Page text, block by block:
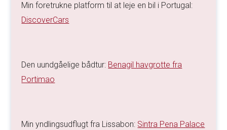
Min foretrukne platform til at leje en bil i Portugal:
DiscoverCars
Den uundgåelige bådtur: Benagil havgrotte fra
Portimao
Min yndlingsudflugt fra Lissabon: Sintra Pena Palace